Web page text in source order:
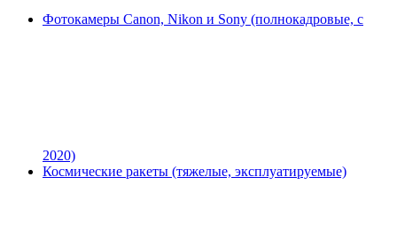
Фотокамеры Canon, Nikon и Sony (полнокадровые, с
2020)
Космические ракеты (тяжелые, эксплуатируемые)